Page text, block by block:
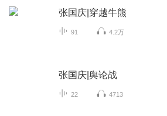
张国庆|穿越牛熊
91 4.2万
张国庆|舆论战
22 4713